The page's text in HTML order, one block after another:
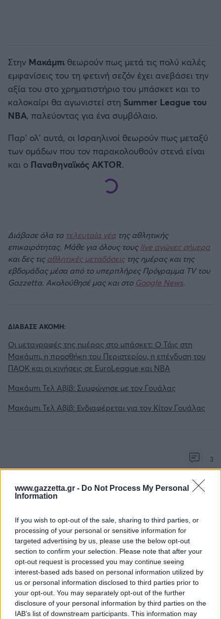
www.gazzetta.gr - Do Not Process My Personal
Information
If you wish to opt-out of the sale, sharing to third parties, or
processing of your personal or sensitive information for
targeted advertising by us, please use the below opt-out
section to confirm your selection. Please note that after your
opt-out request is processed you may continue seeing
interest-based ads based on personal information utilized by
us or personal information disclosed to third parties prior to
your opt-out. You may separately opt-out of the further
disclosure of your personal information by third parties on the
IAB’s list of downstream participants. This information may
Στην Μακάμπι θεωρούν πως μετά τις πολύ καλές
εμφανίσεις του τη φετινή σεζόν έχει ανεβάσει την
αξία του στο χρηματιστήριο του μπάσκετ και το
καλοκαίρι θα αγωνιστεί στη Summer League του
NBA, παλεύοντας για ένα συμβόλαιο.
Παρ’ ολ’ αυτά, οι Ισραηλινοί θεωρούν πως μεταξύ
των ομάδων που τον παρακολουθούν στενά είναι
και ο Παναθηναϊκός AKTOR.
Διάβασε όλα τα τελευταία νέα της αθλητικής
επικαιρότητας. Μάθε για όλους τους live αγώνες σήμερα
και δες τιςαθλητικές μεταδόσειςτης ημέρας και της
εβδομάδας μέσα από το υπερπλήρες Πρόγραμμα TV του
Gazzetta. Ακολούθησέ μας και στο Google News.
ΔΙΑΒΑΣΕ ΑΚΟΜΗ:
Οι μεταγραφές της ημέρας στο μπάσκετ: Ο Τάις στη
Μακάμπι, η προσθήκη του Περιστερίου, η επένδυση του
ΠΑΟΚ και οι κινήσεις σε EuroLeague και NBA
Μακάμπι Τελ Αβίβ: Συμφώνησε με τον Γουάλας
Μακάμπι Τελ Αβίβ: Ενδιαφέρεται για τον Κίτον Γουάλας
3
Για να προσθέσεις το σχόλιο
σου πρέπει να συνδεθείς
στο my gazzetta!
Εγγραφή Σύνδεση